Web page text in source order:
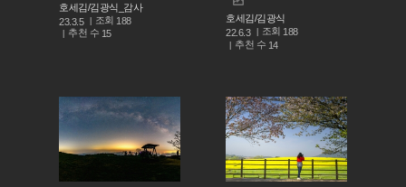
호세김/김광식_감사
23.3.5
조회 188
추천 수 15
호세김/김광식
22.6.3
조회 188
추천 수 14